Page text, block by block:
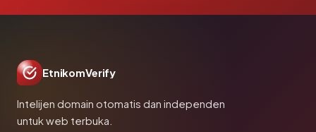
EtnikomVerify
Intelijen domain otomatis dan independen
untuk web terbuka.